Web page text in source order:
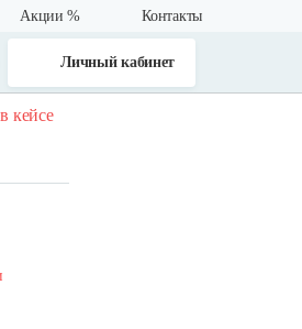
Акции % Контакты
Личный кабинет
кейсе